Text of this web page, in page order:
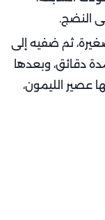
ثم ضفيه إلى
دقائق، وبعدها
عصير الليمون،